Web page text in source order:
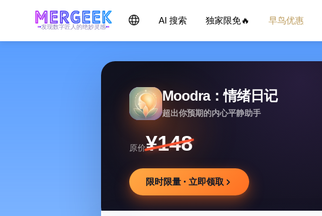
发现数字匠人的绝妙灵感
AI 搜索 独家限免🔥 早鸟优惠
Moodra：情绪日记
超出你预期的内心平静助手
原价¥148
限时限量 · 立即领取